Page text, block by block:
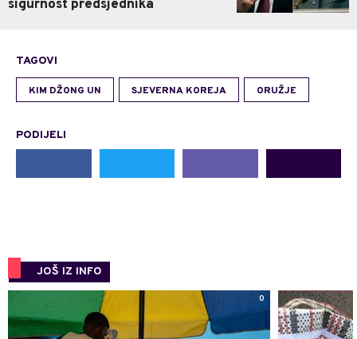
sigurnost predsjednika
TAGOVI
KIM DŽONG UN SJEVERNA KOREJA ORUŽJE
PODIJELI
JOŠ IZ INFO
0